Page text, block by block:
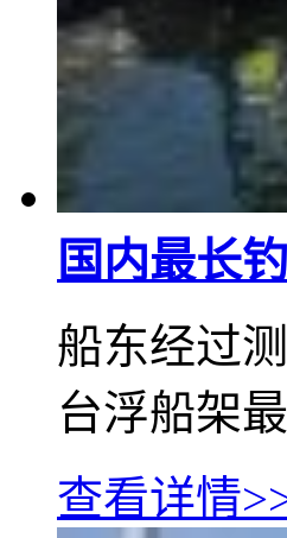
国内最长
船东经过
台浮船架最
查看详情